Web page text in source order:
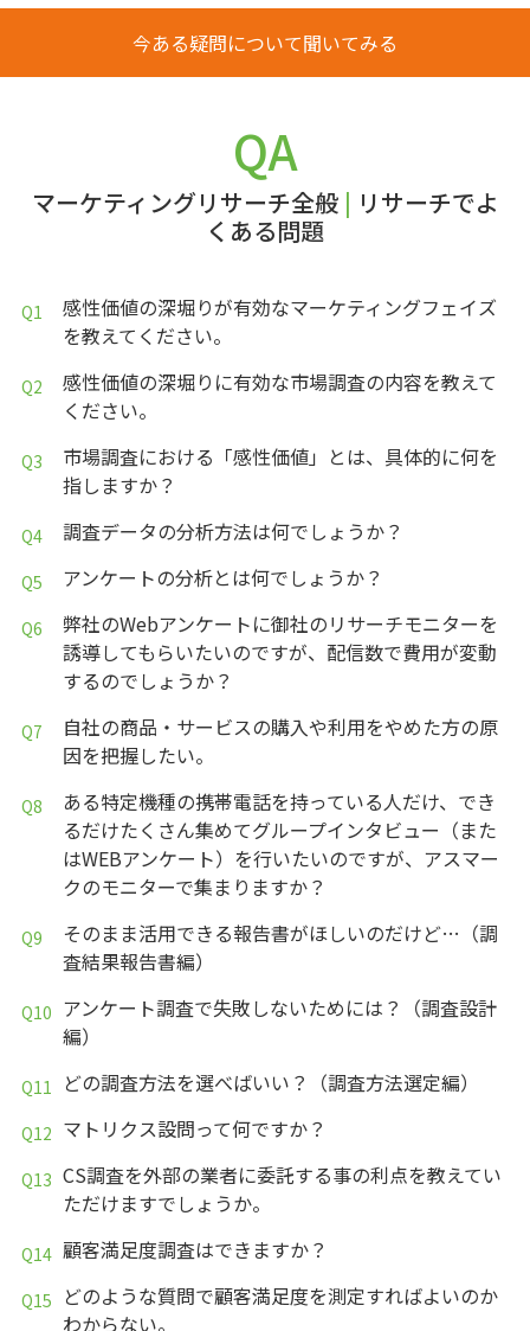
今ある疑問について聞いてみる
QA
マーケティングリサーチ全般| リサーチでよ
くある問題
感性価値の深堀りが有効なマーケティングフェイズ
を教えてください。
感性価値の深堀りに有効な市場調査の内容を教えて
ください。
市場調査における「感性価値」とは、具体的に何を
指しますか？
調査データの分析方法は何でしょうか？
アンケートの分析とは何でしょうか？
弊社のWebアンケートに御社のリサーチモニターを
誘導してもらいたいのですが、配信数で費用が変動
するのでしょうか？
自社の商品・サービスの購入や利用をやめた方の原
因を把握したい。
ある特定機種の携帯電話を持っている人だけ、でき
るだけたくさん集めてグループインタビュー（また
はWEBアンケート）を行いたいのですが、アスマー
クのモニターで集まりますか？
そのまま活用できる報告書がほしいのだけど…（調
査結果報告書編）
アンケート調査で失敗しないためには？（調査設計
編）
どの調査方法を選べばいい？（調査方法選定編）
マトリクス設問って何ですか？
CS調査を外部の業者に委託する事の利点を教えてい
ただけますでしょうか。
顧客満足度調査はできますか？
どのような質問で顧客満足度を測定すればよいのか
わからない。